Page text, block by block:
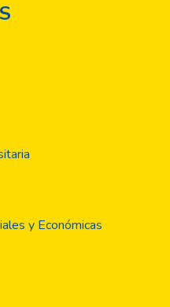
como accesible y
a la ubicación de sus
una influencia
percepción de la marca y
en la expansión de las
la gestión del tráfico y
a través de
de comunicación.
y Económicas